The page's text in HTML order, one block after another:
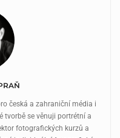
česká a zahraniční média i
tvorbě se věnuji portrétní a
fotografických kurzů a